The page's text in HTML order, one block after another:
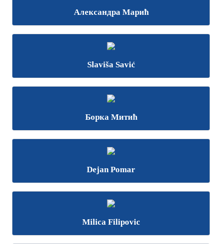
Александра Марић
Slaviša Savić
Борка Митић
Dejan Pomar
Milica Filipovic